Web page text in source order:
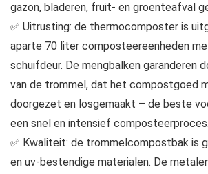
gazon, bladeren, fruit- en groenteafval
✅ Uitrusting: de thermocomposter is
aparte 70 liter composteereenheden
schuifdeur. De mengbalken garanderen
van de trommel, dat het compostgoed
doorgezet en losgemaakt – de beste
een snel en intensief composteerproces.
✅ Kwaliteit: de trommelcompostbak is
en uv-bestendige materialen. De